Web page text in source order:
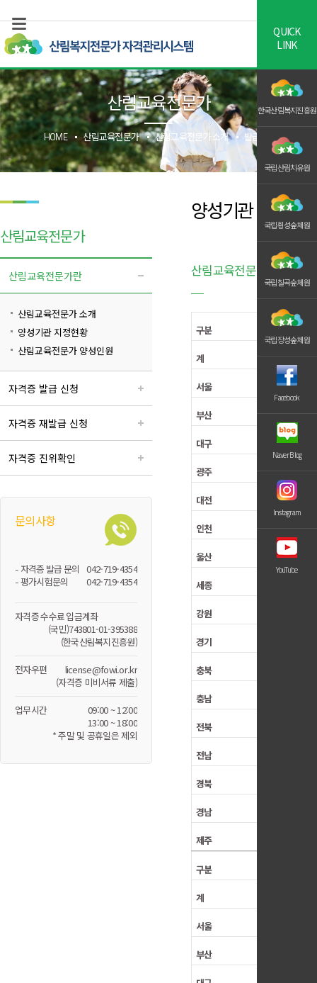
산림교육전문가
산림교육전문가란
산림교육전문가 소개
양성기관 지정현황
산림교육전문가 양성인원
자격증 발급 신청
자격증 재발급 신청
자격증 진위확인
문의사항
- 자격증 발급 문의 042-719-4354
- 평가시험문의 042-719-4354
자격증 수수료 입금계좌
(국민)743801-01-395388
(한국산림복지진흥원)
전자우편
license@fowi.or.kr
(자격증 미비서류 제출)
업무시간
09:00 ~ 12:00
13:00 ~ 18:00
* 주말 및 공휴일은 제외
산림교육전문가
HOME 산림교육전문가 산림교육전문가 소개 발급현황
양성기관 지정현
산림교육전문가 양성기
QUICK
LINK
한국산림복지진흥원
국립산림치유원
국립횡성숲체원
국립칠곡숲체원
국립장성숲체원
Facebook
Naver Blog
Instagram
YouTube